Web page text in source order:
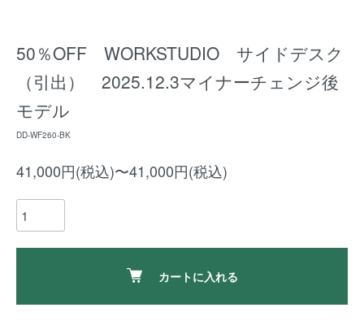
50％OFF WORKSTUDIO サイドデスク
（引出） 2025.12.3マイナーチェンジ後
モデル
DD-WF260-BK
41,000円(税込)〜41,000円(税込)
カートに入れる